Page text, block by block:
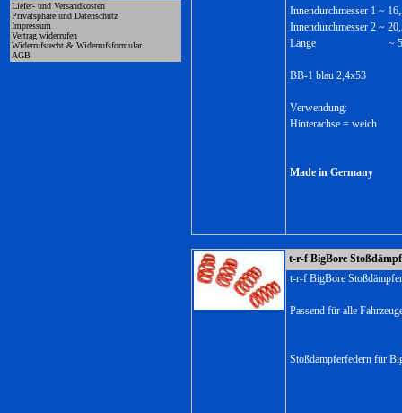
Liefer- und Versandkosten
Privatsphäre und Datenschutz
Impressum
Vertrag widerrufen
Widerrufsrecht & Widerrufsformular
AGB
Innendurchmesser 1 ~
Innendurchmesser 2 ~
Länge ~
BB-1 blau 2,4x53
Verwendung:
Hinterachse = weich
Made in Germany
t-r-f BigBore
t-r-f BigBore
Passend für alle
Stoßdämpferfedern für